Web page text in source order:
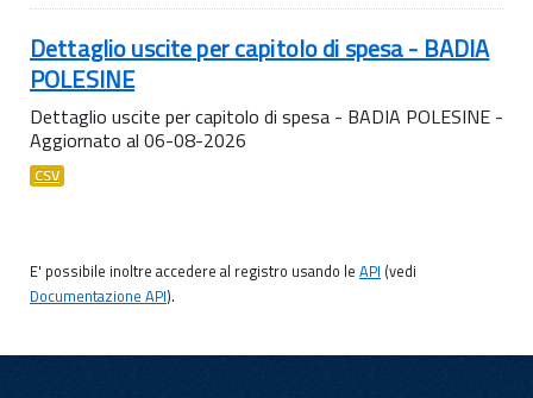
Dettaglio uscite per capitolo di spesa - BADIA
POLESINE
Dettaglio uscite per capitolo di spesa - BADIA POLESINE -
Aggiornato al 06-08-2026
CSV
E' possibile inoltre accedere al registro usando le API (vedi
Documentazione API).